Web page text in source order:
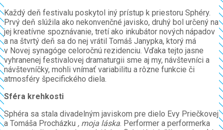
Každý deň festivalu poskytol iný prístup k priestoru Sphéry.
Prvý deň slúžila ako nekonvenčné javisko, druhý bol určený na
jej kreatívne spoznávanie, tretí ako inkubátor nových nápadov
a na štvrtý deň sa do nej vrátil Tomáš Janypka, ktorý má
v Novej synagóge celoročnú rezidenciu. Vďaka tejto jasne
vyhranenej festivalovej dramaturgii sme aj my, návštevníci a
návštevníčky, mohli vnímať variabilitu a rôzne funkcie či
atmosféry špecifického diela.
Sféra krehkosti
Sphéra sa stala divadelným javiskom pre dielo Evy Priečkovej
a Tomáša Procházku , moja láska. Performer a performerka